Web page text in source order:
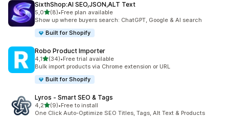
SixthShop:AI SEO,JSON,ALT Text
5,0na 5 gwiazdek
(8)
Łączna liczba recenzji: 8
•Free plan available
Show up where buyers search: ChatGPT, Google & AI search
Built for Shopify
Robo Product Importer
4,1na 5 gwiazdek
(34)
Łączna liczba recenzji: 34
•Free trial available
Bulk import products via Chrome extension or URL
Built for Shopify
Lyros ‑ Smart SEO & Tags
4,2na 5 gwiazdek
(9)
Łączna liczba recenzji: 9
•Free to install
One Click Auto-Optimize SEO Titles, Tags, Alt Text & Products